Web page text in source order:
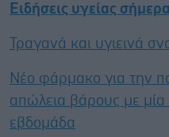
Ειδήσεις υγείας σήμερα
Τραγανά και υγιεινά
Νέο φάρμακο για την
απώλεια βάρους με
εβδομάδα